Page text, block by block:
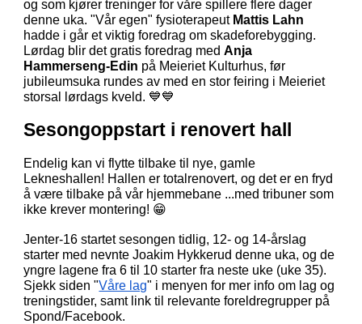
og som kjører treninger for våre spillere flere dager
denne uka. "Vår egen" fysioterapeut Mattis Lahn
hadde i går et viktig foredrag om skadeforebygging.
Lørdag blir det gratis foredrag medAnja
Hammerseng-Edin på Meieriet Kulturhus, før
jubileumsuka rundes av med en stor feiring i Meieriet
storsal lørdags kveld. 💙💙
Sesongoppstart i renovert hall
Endelig kan vi flytte tilbake til nye, gamle
Lekneshallen! Hallen er totalrenovert, og det er en fryd
å være tilbake på vår hjemmebane ...med tribuner som
ikke krever montering! 😁
Jenter-16 startet sesongen tidlig, 12- og 14-årslag
starter med nevnte Joakim Hykkerud denne uka, og de
yngre lagene fra 6 til 10 starter fra neste uke (uke 35).
Sjekk siden "Våre lag" i menyen for mer info om lag og
treningstider, samt link til relevante foreldregrupper på
Spond/Facebook.